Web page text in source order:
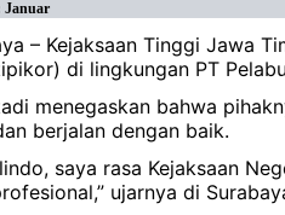
Januar
– Kejaksaan Tinggi Jawa
di lingkungan PT
menegaskan bahwa
berjalan dengan baik.
saya rasa Kejaksaan
ujarnya di